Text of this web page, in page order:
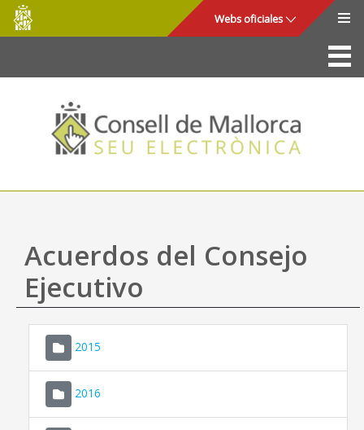
Saltar al contenido principal
Consell
de
Mallorca
Webs oficiales
La Sede
Consejo de Mallorca
Acceso y seguridad
Utilidades
Mapa web
Ayuda
Acuerdos del Consejo
Ejecutivo
2015
2016